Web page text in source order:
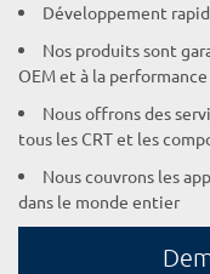
Développement
Nos produits sont
OEM et à la performance
Nous offrons des
tous les CRT et les
Nous couvrons les
dans le monde entier